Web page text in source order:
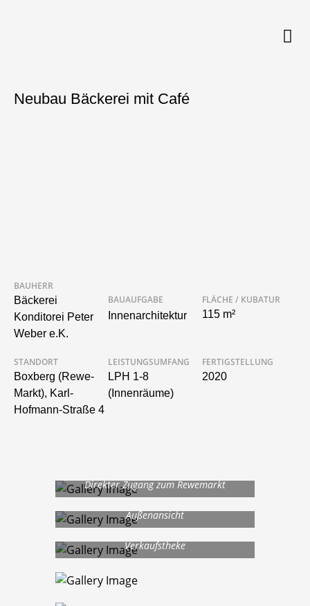
Neubau Bäckerei mit Café
BAUHERR
Bäckerei
Konditorei Peter
Weber e.K.
BAUAUFGABE
Innenarchitektur
FLÄCHE / KUBATUR
115 m²
STANDORT
Boxberg (Rewe-
Markt), Karl-
Hofmann-Straße 4
LEISTUNGSUMFANG
LPH 1-8
(Innenräume)
FERTIGSTELLUNG
2020
Direkter Zugang zum Rewemarkt
Außenansicht
Verkaufstheke